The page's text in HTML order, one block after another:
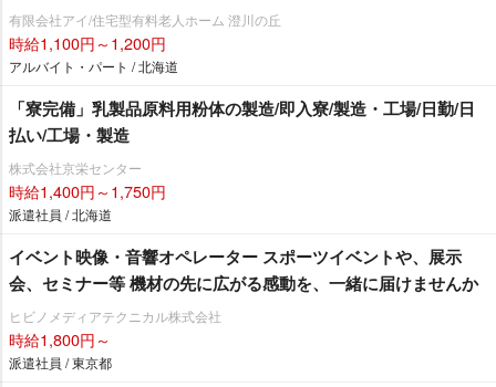
有限会社アイ/住宅型有料老人ホーム 澄川の丘
時給1,100円～1,200円
アルバイト・パート / 北海道
「寮完備」乳製品原料用粉体の製造/即入寮/製造・工場/日勤/日
払い/工場・製造
株式会社京栄センター
時給1,400円～1,750円
派遣社員 / 北海道
イベント映像・音響オペレーター スポーツイベントや、展示
会、セミナー等 機材の先に広がる感動を、一緒に届けませんか
ヒビノメディアテクニカル株式会社
時給1,800円～
派遣社員 / 東京都